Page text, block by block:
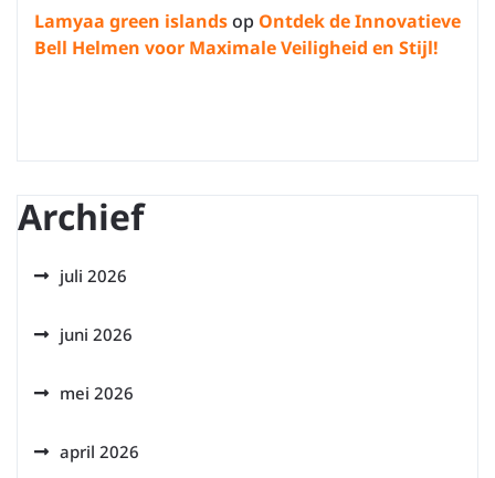
Lamyaa green islandsop Ontdek de Innovatieve
Bell Helmen voor Maximale Veiligheid en Stijl!
Archief
juli 2026
juni 2026
mei 2026
april 2026